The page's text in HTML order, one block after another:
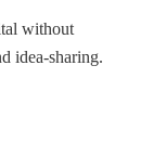
without
idea-sharing.